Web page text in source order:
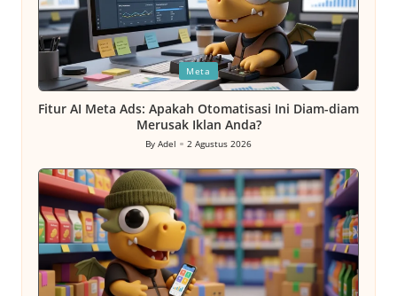
Posted
in
Meta
Fitur AI Meta Ads: Apakah Otomatisasi Ini Diam-diam
Merusak Iklan Anda?
Posted
by
By Adel 2 Agustus 2026